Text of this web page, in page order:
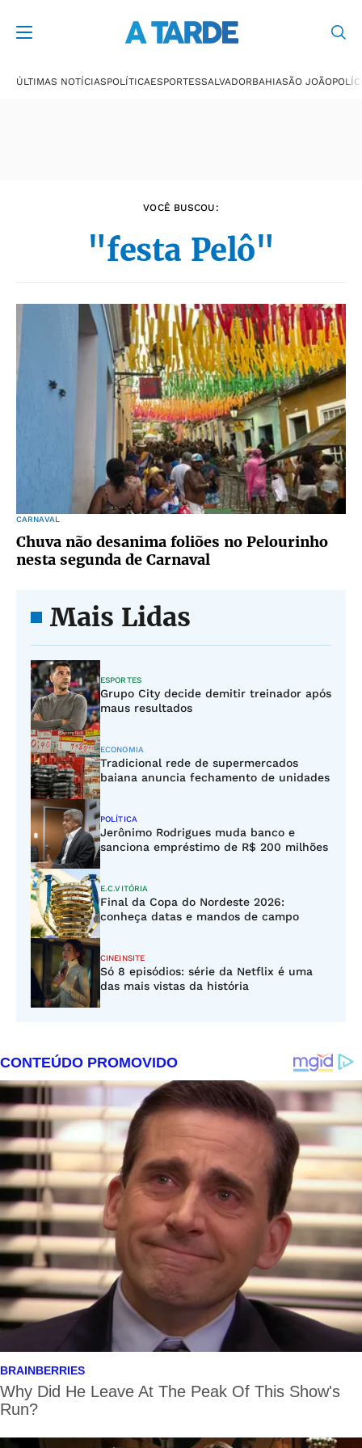
ÚLTIMAS NOTÍCIASPOLÍTICAESPORTESSALVADORBAHIASÃO JOÃO
VOCÊ BUSCOU:
"festa Pelô"
CARNAVAL
Chuva não desanima foliões no Pelourinho
nesta segunda de Carnaval
Mais Lidas
ESPORTES
Grupo City decide demitir treinador após
maus resultados
ECONOMIA
Tradicional rede de supermercados
baiana anuncia fechamento de unidades
POLÍTICA
Jerônimo Rodrigues muda banco e
sanciona empréstimo de R$ 200 milhões
E.C.VITÓRIA
Final da Copa do Nordeste 2026:
conheça datas e mandos de campo
CINEINSITE
Só 8 episódios: série da Netflix é uma
das mais vistas da história